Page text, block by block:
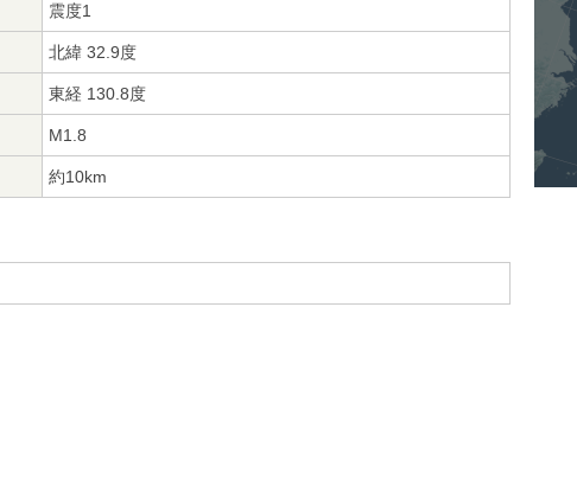
震度1
北緯 32.9度
東経 130.8度
M1.8
約10km